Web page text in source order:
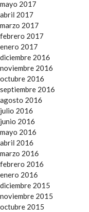
mayo 2017
abril 2017
marzo 2017
febrero 2017
enero 2017
diciembre 2016
noviembre 2016
octubre 2016
septiembre 2016
agosto 2016
julio 2016
junio 2016
mayo 2016
abril 2016
marzo 2016
febrero 2016
enero 2016
diciembre 2015
noviembre 2015
octubre 2015